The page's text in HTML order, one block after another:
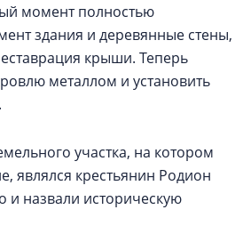
момент полностью
здания и деревянные стены,
крыши. Теперь
металлом и установить
участка, на котором
являлся крестьянин Родион
и назвали историческую